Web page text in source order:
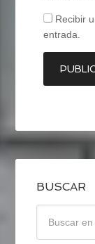
Recibir
entrada.
BUSCAR